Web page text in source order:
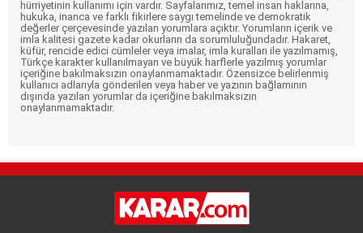
hürriyetinin kullanımı için vardır. Sayfalarımız, temel insan haklarına,
hukuka, inanca ve farklı fikirlere saygı temelinde ve demokratik
değerler çerçevesinde yazılan yorumlara açıktır. Yorumların içerik ve
imla kalitesi gazete kadar okurların da sorumluluğundadır. Hakaret,
küfür, rencide edici cümleler veya imalar, imla kuralları ile yazılmamış,
Türkçe karakter kullanılmayan ve büyük harflerle yazılmış yorumlar
içeriğine bakılmaksızın onaylanmamaktadır. Özensizce belirlenmiş
kullanıcı adlarıyla gönderilen veya haber ve yazının bağlamının
dışında yazılan yorumlar da içeriğine bakılmaksızın
onaylanmamaktadır.